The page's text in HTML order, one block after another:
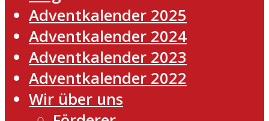
Adventkalender 2025
Adventkalender 2024
Adventkalender 2023
Adventkalender 2022
Wir über uns